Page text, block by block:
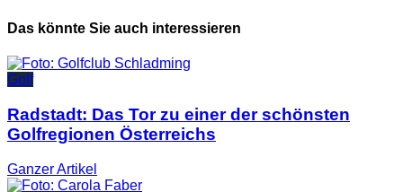
Das könnte Sie auch interessieren
Golf
Radstadt: Das Tor zu einer der schönsten
Golfregionen Österreichs
GanzerArtikel